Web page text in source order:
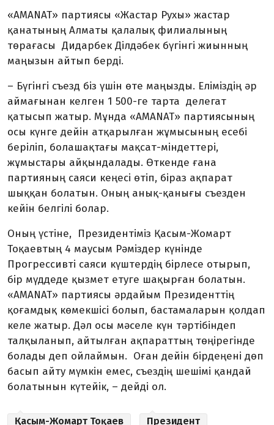
«AMANAT» партиясы «Жастар Рухы» жастар
қанатының Алматы қалалық филиалының
төрағасы Дидарбек Ділдәбек бүгінгі жиынның
маңызын айтып берді.
– Бүгінгі съезд біз үшін өте маңызды. Еліміздің әр
аймағынан келген 1 500-ге тарта делегат
қатысып жатыр. Мұнда «AMANAT» партиясының
осы күнге дейін атқарылған жұмысының есебі
беріліп, болашақтағы мақсат-міндеттері,
жұмыстары айқындалады. Өткенде ғана
партияның саяси кеңесі өтіп, біраз ақпарат
шыққан болатын. Оның анық-қанығы съезден
кейін белгілі болар.
Оның үстіне, Президентіміз Қасым-Жомарт
Тоқаевтың 4 маусым Рәміздер күнінде
Прогрессивті саяси күштердің бірлесе отырып,
бір мүддеде қызмет етуге шақырған болатын.
«AMANAT» партиясы әрдайым Президенттің
қоғамдық көмекшісі болып, бастамаларын қолдап
келе жатыр. Дәл осы мәселе күн тәртібіндеп
талқыланып, айтылған ақпараттың төңірегінде
болады деп ойлаймын. Оған дейін бірдеңені дөп
басып айту мүмкін емес, съездің шешімі қандай
болатынын күтейік, – дейді ол.
Қасым-Жомарт Тоқаев
Президент